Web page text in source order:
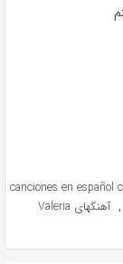
canciones en español
,
آهنگهای Valeria